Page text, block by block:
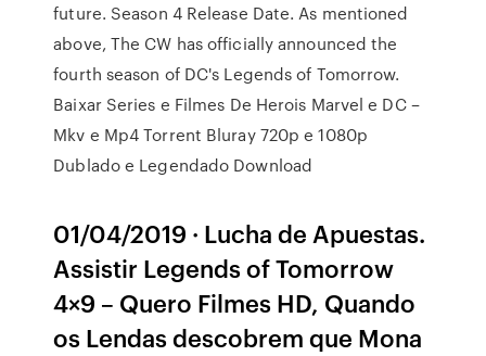
future. Season 4 Release Date. As mentioned
above, The CW has officially announced the
fourth season of DC's Legends of Tomorrow.
Baixar Series e Filmes De Herois Marvel e DC –
Mkv e Mp4 Torrent Bluray 720p e 1080p
Dublado e Legendado Download
01/04/2019 · Lucha de Apuestas.
Assistir Legends of Tomorrow
4×9 – Quero Filmes HD, Quando
os Lendas descobrem que Mona